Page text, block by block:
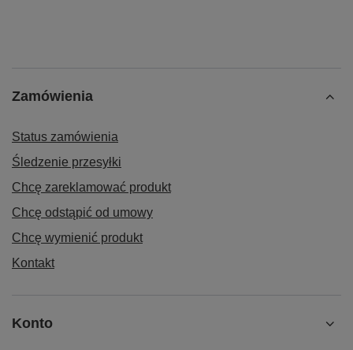
Zamówienia
Status zamówienia
Śledzenie przesyłki
Chcę zareklamować produkt
Chcę odstąpić od umowy
Chcę wymienić produkt
Kontakt
Konto